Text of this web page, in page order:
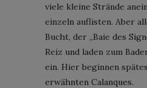
viele kleine Strände
einzeln auflisten. Aber
Bucht, der „Baie des
Reiz und laden zum
ein. Hier beginnen
erwähnten Calanques.